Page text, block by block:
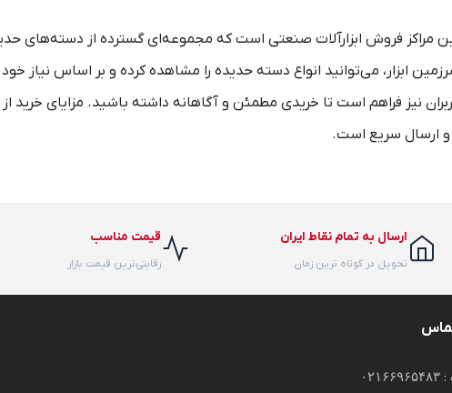
مراکز فروش ابزارآلات صنعتی است که مجموعه‌ای گسترده از دسته‌های
ابزار، می‌توانید انواع دسته حدیده را مشاهده کرده و بر اساس نیاز
نیز فراهم است تا خریدی مطمئن و آگاهانه داشته باشید. مزایای خرید
ارسال سریع است.
ارسال به تمام نقاط ایران
تحویل در کوتاه ترین زمان
قیمت مناسب
رقابتی‌ترین قیمت بازار
: ۰۲۱۶۶۹۶۵۴۸۳